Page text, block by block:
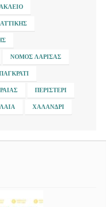
ΝΟΜΌΣ ΛΆΡΙΣΑΣ
ΠΕΡΙΣΤΈΡΙ
ΧΑΛΆΝΔΡΙ